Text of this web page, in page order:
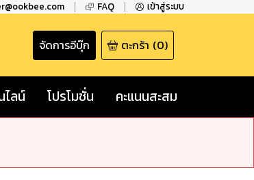
FAQ เข้าสู่ระบบ
จัดการอีบุ๊ก ตะกร้า (0)
ลน์ โปรโมชั่น คะแนนสะสม